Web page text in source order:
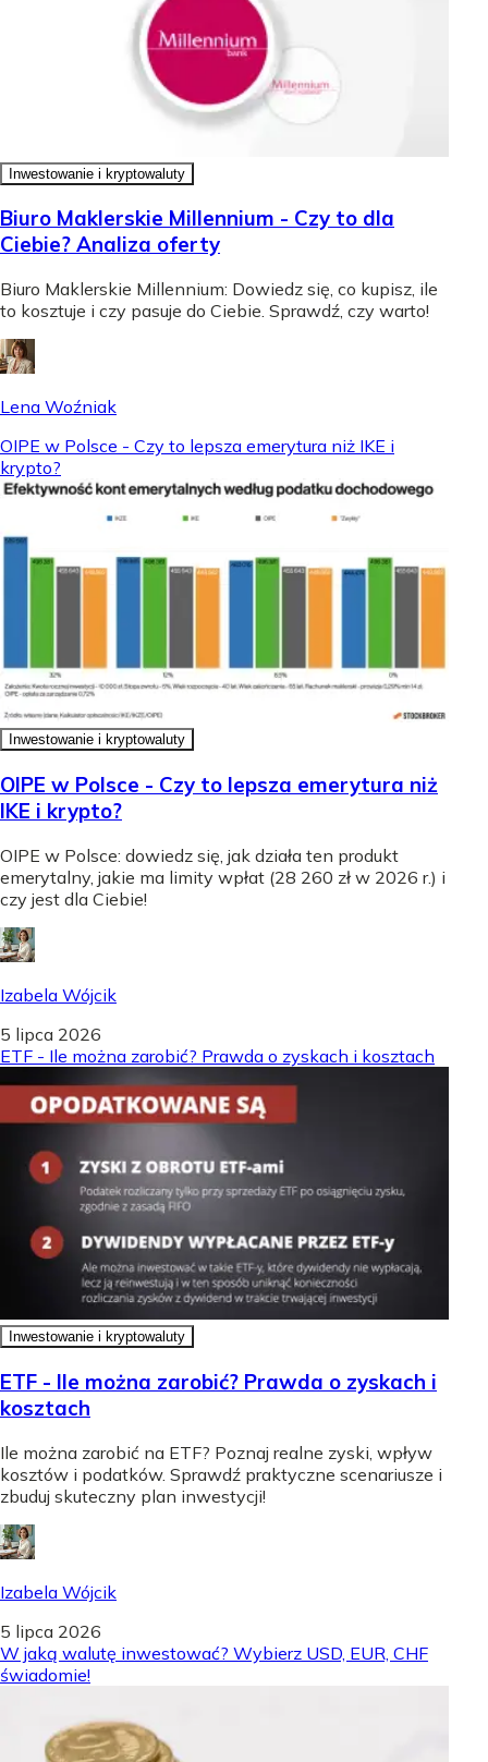
Inwestowanie i kryptowaluty
Biuro Maklerskie Millennium - Czy to dla
Ciebie? Analiza oferty
Biuro Maklerskie Millennium: Dowiedz się, co kupisz, ile
to kosztuje i czy pasuje do Ciebie. Sprawdź, czy warto!
Lena Woźniak
OIPE w Polsce - Czy to lepsza emerytura niż IKE i
krypto?
Inwestowanie i kryptowaluty
OIPE w Polsce - Czy to lepsza emerytura niż
IKE i krypto?
OIPE w Polsce: dowiedz się, jak działa ten produkt
emerytalny, jakie ma limity wpłat (28 260 zł w 2026 r.) i
czy jest dla Ciebie!
Izabela Wójcik
5 lipca 2026
ETF - Ile można zarobić? Prawda o zyskach i kosztach
Inwestowanie i kryptowaluty
ETF - Ile można zarobić? Prawda o zyskach i
kosztach
Ile można zarobić na ETF? Poznaj realne zyski, wpływ
kosztów i podatków. Sprawdź praktyczne scenariusze i
zbuduj skuteczny plan inwestycji!
Izabela Wójcik
5 lipca 2026
W jaką walutę inwestować? Wybierz USD, EUR, CHF
świadomie!